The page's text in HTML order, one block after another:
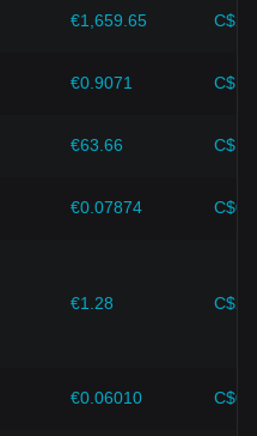
整投资策略。
€1,659.65
€0.9071
€63.66
€0.07874
€1.28
€0.06010